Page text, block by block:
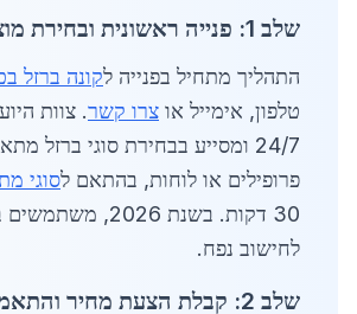
שלב 1: פנייה ראשונית ובחירת מוצרים
התהליך מתחיל בפנייה לקונה ברזל
טלפון, אימייל או צרו קשר. צוות
24/7 ומסייע בבחירת סוגי ברזל
פרופילים או לוחות, בהתאם לסוגי
30 דקות. בשנת 2026,
לחישוב נפח.
שלב 2: קבלת הצעת מחיר והתאמה אישית